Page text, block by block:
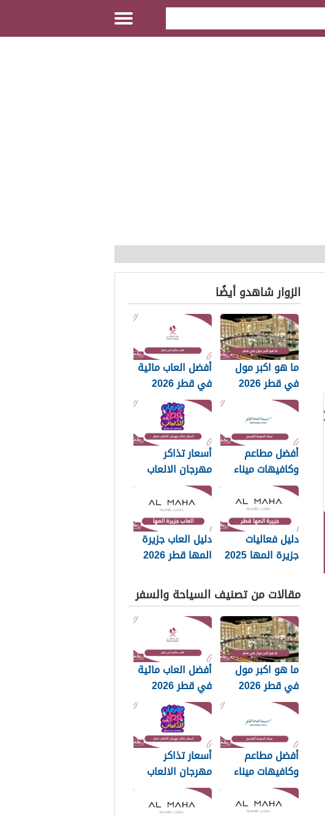
الزوار شاهدو أيضًا
ما هو اكبر مول
في قطر 2026
أفضل العاب مائية
في قطر 2026
أفضل مطاعم
وكافيهات ميناء
الدوحة القديم
2026
أسعار تذاكر
مهرجان الالعاب
قطر 2025
دليل فعاليات
جزيرة المها 2025
دليل العاب جزيرة
المها قطر 2026
مقالات من تصنيف السياحة والسفر
ما هو اكبر مول
في قطر 2026
أفضل العاب مائية
في قطر 2026
أفضل مطاعم
وكافيهات ميناء
الدوحة القديم
2026
أسعار تذاكر
مهرجان الالعاب
قطر 2025